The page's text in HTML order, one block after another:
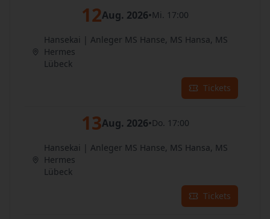
12Aug. 2026•Mi. 17:00
Hansekai | Anleger MS Hanse, MS Hansa, MS
Hermes
Lübeck
Tickets
13Aug. 2026•Do. 17:00
Hansekai | Anleger MS Hanse, MS Hansa, MS
Hermes
Lübeck
Tickets